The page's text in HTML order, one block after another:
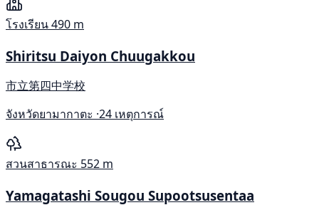
โรงเรียน490 m
Shiritsu Daiyon Chuugakkou
市立第四中学校
จังหวัดยามากาตะ ·24 เหตุการณ์
สวนสาธารณะ 552 m
Yamagatashi Sougou Supootsusentaa